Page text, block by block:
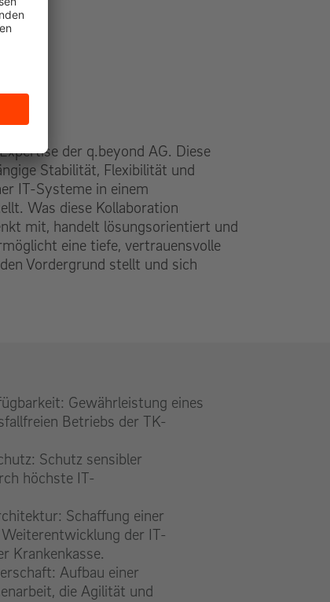
der q.beyond AG. Diese
Stabilität, Flexibilität und
IT-Systeme in einem
Was diese Kollaboration
mit, handelt lösungsorientiert und
eine tiefe, vertrauensvolle
Vordergrund stellt und sich
Gewährleistung eines
Betriebs der TK-
Schutz sensibler
höchste IT-
Schaffung einer
der IT-
Krankenkasse.
Aufbau einer
die Agilität und